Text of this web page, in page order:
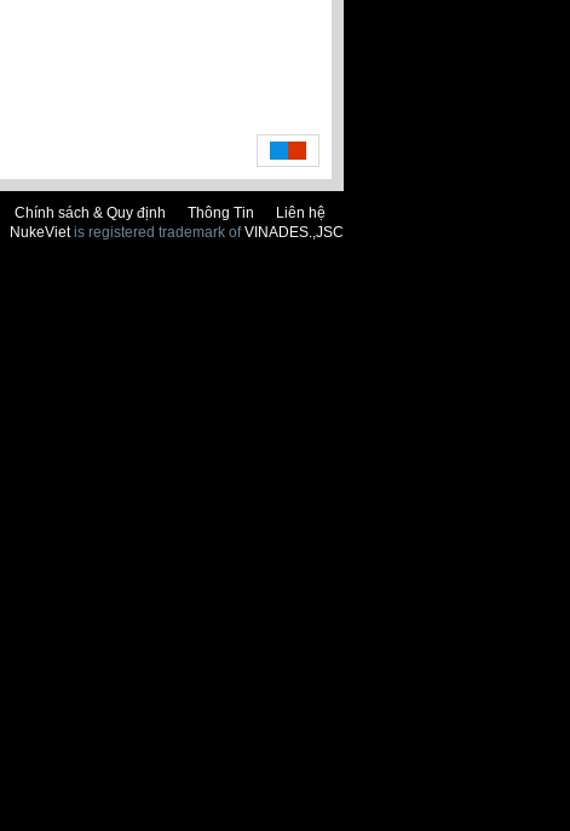
Chính sách & Quy định Thông Tin
Liên hệ
NukeVietis registered trademark ofVINADES.,JSC